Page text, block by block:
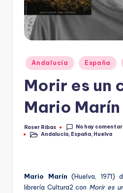
Publicado
en
Andalucía España
Morir es un
Mario Marín
Publicado
por
Roser Ribas
No hay
Publicado
Andalucía, España, Huelva
Mario Marín (Huelva, 1971)
librería Cultura2 con Morir es